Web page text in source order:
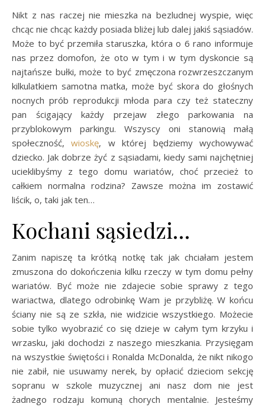
Nikt z nas raczej nie mieszka na bezludnej wyspie, więc
chcąc nie chcąc każdy posiada bliżej lub dalej jakiś sąsiadów.
Może to być przemiła staruszka, która o 6 rano informuje
nas przez domofon, że oto w tym i w tym dyskoncie są
najtańsze bułki, może to być zmęczona rozwrzeszczanym
kilkulatkiem samotna matka, może być skora do głośnych
nocnych prób reprodukcji młoda para czy też stateczny
pan ścigający każdy przejaw złego parkowania na
przyblokowym parkingu. Wszyscy oni stanowią małą
społeczność,wioskę, w której będziemy wychowywać
dziecko. Jak dobrze żyć z sąsiadami, kiedy sami najchętniej
ucieklibyśmy z tego domu wariatów, choć przecież to
całkiem normalna rodzina? Zawsze można im zostawić
liścik, o, taki jak ten…
Kochani sąsiedzi…
Zanim napiszę ta krótką notkę tak jak chciałam jestem
zmuszona do dokończenia kilku rzeczy w tym domu pełny
wariatów. Być może nie zdajecie sobie sprawy z tego
wariactwa, dlatego odrobinkę Wam je przybliżę. W końcu
ściany nie są ze szkła, nie widzicie wszystkiego. Możecie
sobie tylko wyobrazić co się dzieje w całym tym krzyku i
wrzasku, jaki dochodzi z naszego mieszkania. Przysięgam
na wszystkie świętości i Ronalda McDonalda, że nikt nikogo
nie zabił, nie usuwamy nerek, by opłacić dzieciom sekcję
sopranu w szkole muzycznej ani nasz dom nie jest
żadnego rodzaju komuną chorych mentalnie. Jesteśmy